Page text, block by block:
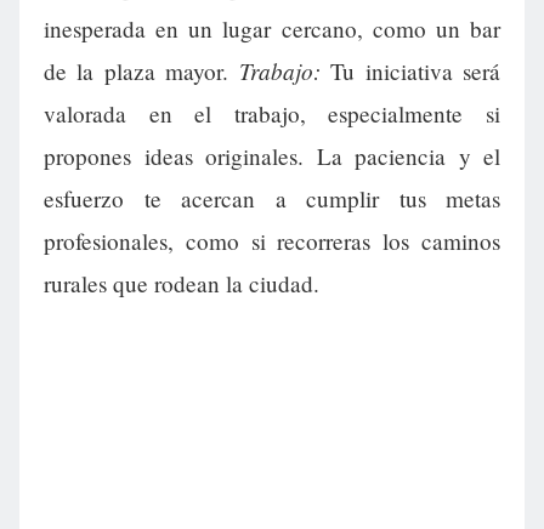
inesperada en un lugar cercano, como un bar
de la plaza mayor. Trabajo: Tu iniciativa será
valorada en el trabajo, especialmente si
propones ideas originales. La paciencia y el
esfuerzo te acercan a cumplir tus metas
profesionales, como si recorreras los caminos
rurales que rodean la ciudad.